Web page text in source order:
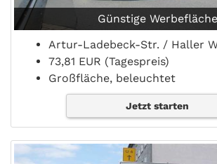
Günstige Werbefläche
Artur-Ladebeck-Str. / Haller
73,81 EUR (Tagespreis)
Großfläche, beleuchtet
Jetzt starten